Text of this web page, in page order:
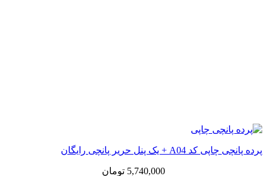
پرده پانچی چاپی کد A04 + یک پنل حریر پانچی رایگان
5,740,000 تومان